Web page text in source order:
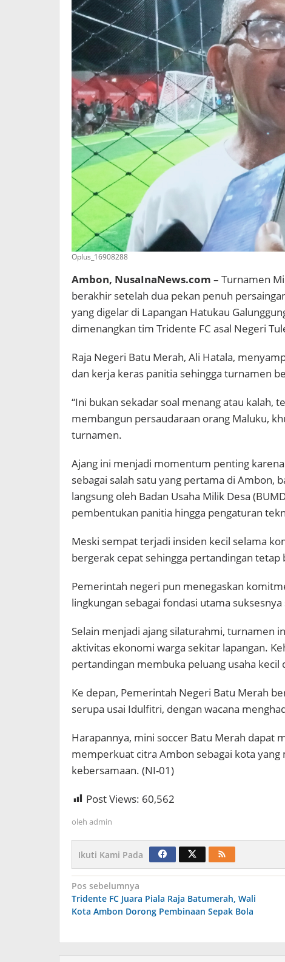
Oplus_16908288
Ambon, NusaInaNews.com – Turnamen
berakhir setelah dua pekan penuh
yang digelar di Lapangan Hatukau
dimenangkan tim Tridente FC asal Negeri
Raja Negeri Batu Merah, Ali Hatala,
dan kerja keras panitia sehingga turnamen
“Ini bukan sekadar soal menang atau kalah,
membangun persaudaraan orang Maluku,
turnamen.
Ajang ini menjadi momentum penting
sebagai salah satu yang pertama di Ambon,
langsung oleh Badan Usaha Milik Desa
pembentukan panitia hingga pengaturan
Meski sempat terjadi insiden kecil selama
bergerak cepat sehingga pertandingan tetap
Pemerintah negeri pun menegaskan
lingkungan sebagai fondasi utama
Selain menjadi ajang silaturahmi, turnamen
aktivitas ekonomi warga sekitar lapangan.
pertandingan membuka peluang usaha
Ke depan, Pemerintah Negeri Batu Merah
serupa usai Idulfitri, dengan wacana
Harapannya, mini soccer Batu Merah dapat
memperkuat citra Ambon sebagai kota
kebersamaan. (NI-01)
Post Views: 60,562
oleh admin
Ikuti Kami Pada
Navigasi
pos
Pos sebelumnya
Tridente FC Juara Piala Raja Batumerah, Wali
Kota Ambon Dorong Pembinaan Sepak Bola